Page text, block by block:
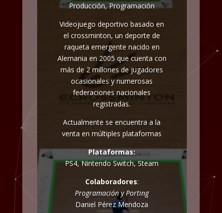
Producción, Programación
Videojuego deportivo basado en
el crossminton, un deporte de
raqueta emergente nacido en
Alemania en 2005 que cuenta con
más de 2 millones de jugadores
ocasionales y numerosas
federaciones nacionales
registradas.
Actualmente se encuentra a la
venta en múltiples plataformas
Plataformas:
PS4, Nintendo Switch, Steam
Colaboradores:
Programación y Porting
Daniel Pérez Mendoza